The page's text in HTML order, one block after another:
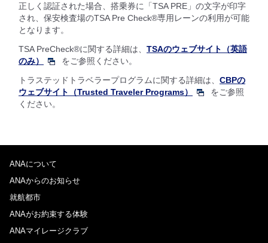
正しく認証された場合、搭乗券に「TSA PRE」の文字が印字
され、保安検査場のTSA Pre Check®専用レーンの利用が可能
となります。
TSA PreCheck®に関する詳細は、 TSAのウェブサイト（英語
のみ）
をご参照ください。
トラステッドトラベラープログラムに関する詳細は、 CBPの
ウェブサイト（Trusted Traveler Programs）
をご参照
ください。
ANAについて
ANAからのお知らせ
就航都市
ANAがお約束する体験
ANAマイレージクラブ